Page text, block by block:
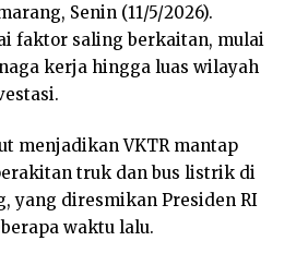
Senin (11/5/2026).
faktor saling berkaitan, mulai
kerja hingga luas wilayah
menjadikan VKTR mantap
truk dan bus listrik di
yang diresmikan Presiden RI
waktu lalu.